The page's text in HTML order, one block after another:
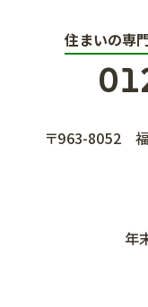
住まいの専
〒963-8052
年